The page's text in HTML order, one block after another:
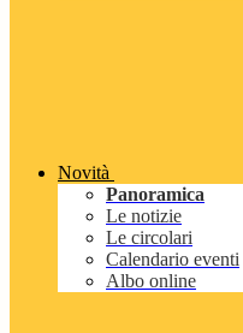
Novità
Panoramica
Le notizie
Le circolari
Calendario eventi
Albo online